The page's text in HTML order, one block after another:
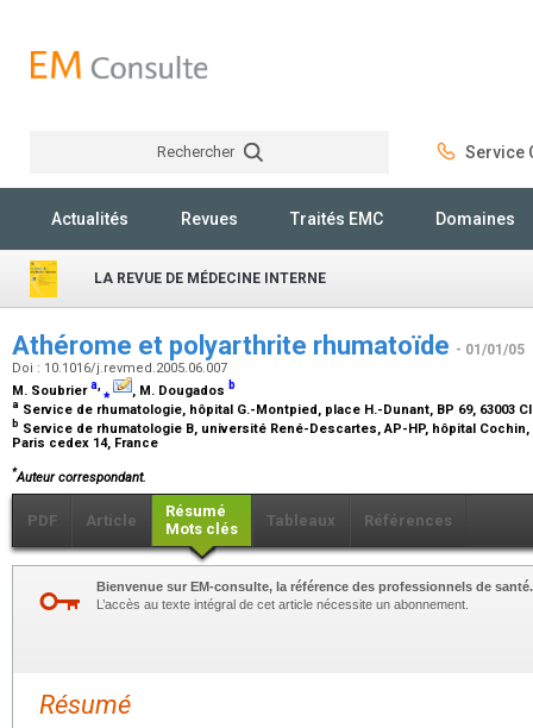
Rechercher Service
Actualités Revues Traités EMC Domaines
LA REVUE DE MÉDECINE INTERNE
Athérome et polyarthrite rhumatoïde - 01/01/05
Doi : 10.1016/j.revmed.2005.06.007
M. Soubriera,⁎ , M. Dougados b
a Service de rhumatologie, hôpital G.-Montpied, place H.-Dunant, BP 69, 63003
b Service de rhumatologie B, université René-Descartes, AP-HP, hôpital
Paris cedex 14, France
*Auteur correspondant.
PDF Article
Résumé
Mots clés
Tableaux Références
Bienvenue sur EM-consulte, la référence des professionnels de santé.
L’accès au texte intégral de cet article nécessite un abonnement.
Résumé